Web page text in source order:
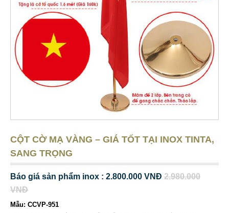
CỘT CỜ MẠ VÀNG – GIÁ TỐT TẠI INOX TINTA,
SANG TRỌNG
Báo giá sản phẩm inox : 2.800.000 VNĐ 2.980.000
VNĐ
Mẫu: CCVP-951